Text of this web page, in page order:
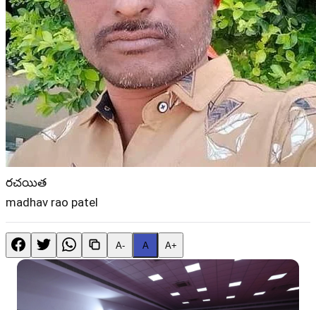
రచయిత
madhav rao patel
A- A A+